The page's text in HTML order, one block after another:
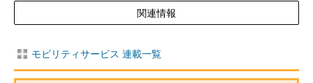
関連情報
モビリティサービス 連載一覧